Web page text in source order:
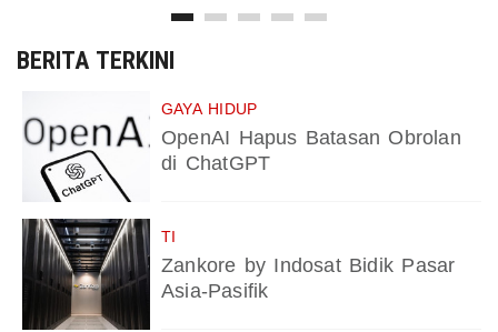
BERITA TERKINI
GAYA HIDUP
OpenAI Hapus Batasan Obrolan
di ChatGPT
TI
Zankore by Indosat Bidik Pasar
Asia-Pasifik